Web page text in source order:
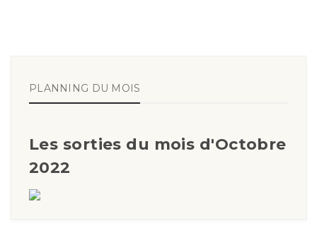
PLANNING DU MOIS
Les sorties du mois d'Octobre
2022